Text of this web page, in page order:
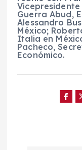
Guerra Abud,
Alessandro
México;
Italia en
Pacheco,
Económico.